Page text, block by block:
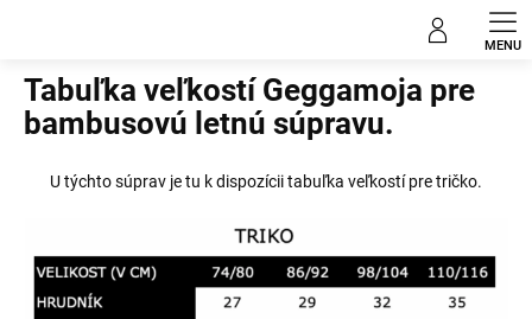
Tabuľka veľkostí Geggamoja pre
bambusovú letnú súpravu.
U týchto súprav je tu k dispozícii tabuľka veľkostí pre tričko.